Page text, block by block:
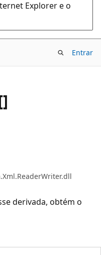
Explorer e o
Entrar
derivada, obtém o